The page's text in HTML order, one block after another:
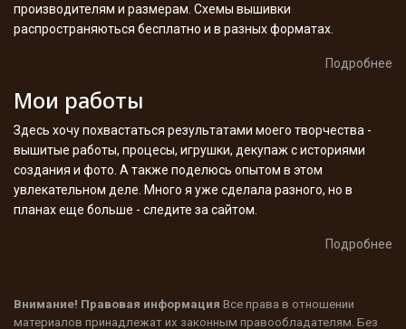
производителям и размерам. Схемы вышивки
распространяються бесплатно и в разных форматах.
Подробнее
Мои работы
Здесь хочу похвастаться результатами моего творчества -
вышитые работы, процесы, игрушки, декупаж с историями
создания и фото. А также поделюсь опытом в этом
увлекательном деле. Много я уже сделала разного, но в
планах еще больше - следите за сайтом.
Подробнее
Внимание! Правовая информация Все права в отношении
материалов принадлежат их законным правообладателям. Без